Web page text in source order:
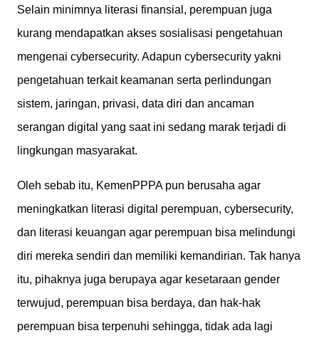
Selain minimnya literasi finansial, perempuan juga
kurang mendapatkan akses sosialisasi pengetahuan
mengenai cybersecurity. Adapun cybersecurity yakni
pengetahuan terkait keamanan serta perlindungan
sistem, jaringan, privasi, data diri dan ancaman
serangan digital yang saat ini sedang marak terjadi di
lingkungan masyarakat.
Oleh sebab itu, KemenPPPA pun berusaha agar
meningkatkan literasi digital perempuan, cybersecurity,
dan literasi keuangan agar perempuan bisa melindungi
diri mereka sendiri dan memiliki kemandirian. Tak hanya
itu, pihaknya juga berupaya agar kesetaraan gender
terwujud, perempuan bisa berdaya, dan hak-hak
perempuan bisa terpenuhi sehingga, tidak ada lagi